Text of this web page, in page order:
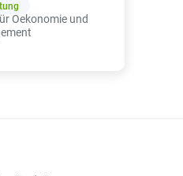
Oekonomie und